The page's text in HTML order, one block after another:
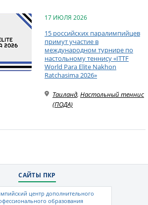
17 ИЮЛЯ 2026
15 российских паралимпийцев
примут участие в
международном турнире по
настольному теннису «ITTF
World Para Elite Nakhon
Ratchasima 2026»
Таиланд, Настольный теннис
(ПОДА)
САЙТЫ ПКР
центр дополнительного
образования